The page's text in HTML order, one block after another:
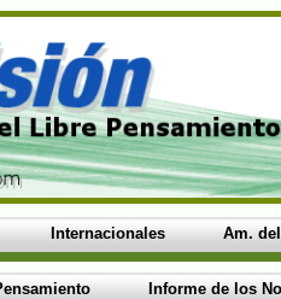
Internacionales Am.
Informe de los